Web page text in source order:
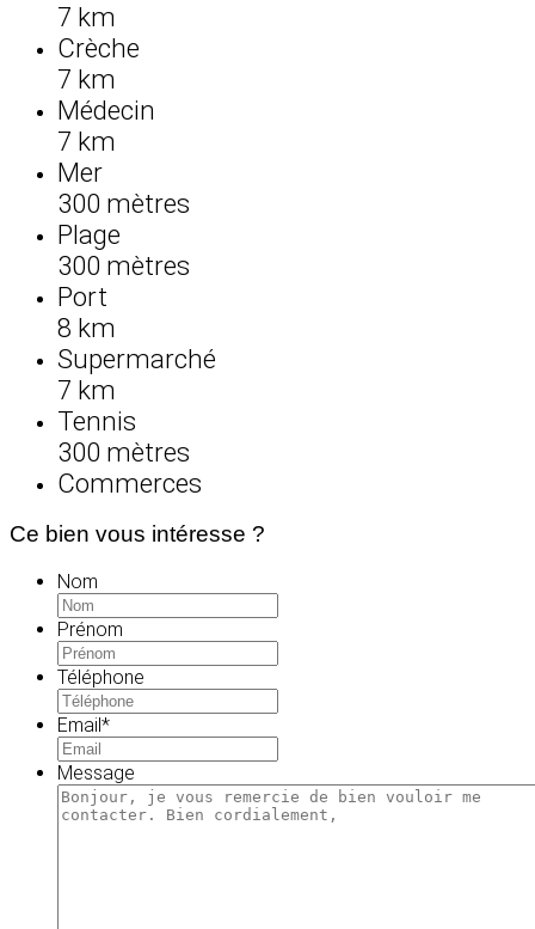
7 km
Crèche
7 km
Médecin
7 km
Mer
300 mètres
Plage
300 mètres
Port
8 km
Supermarché
7 km
Tennis
300 mètres
Commerces
Ce bien vous intéresse ?
Nom
Prénom
Téléphone
Email*
Message